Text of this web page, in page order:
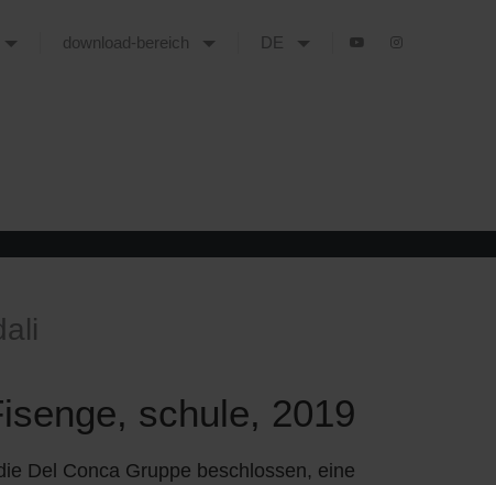
download-bereich DE
schule, 2019
Del Conca Gruppe beschlossen, eine